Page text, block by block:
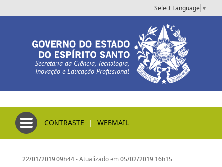
Select Language ▼
Secretaria da Ciência, Tecnologia,
Inovação e Educação Profissional
Toggle navigation
CONTRASTE | WEBMAIL
22/01/2019 09h44- Atualizado em 05/02/2019 16h15